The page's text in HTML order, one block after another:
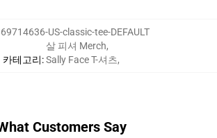
US-classic-tee-DEFAULT
카테고리:
살 피셔 Merch,
Sally Face T-셔츠,
Customers Say